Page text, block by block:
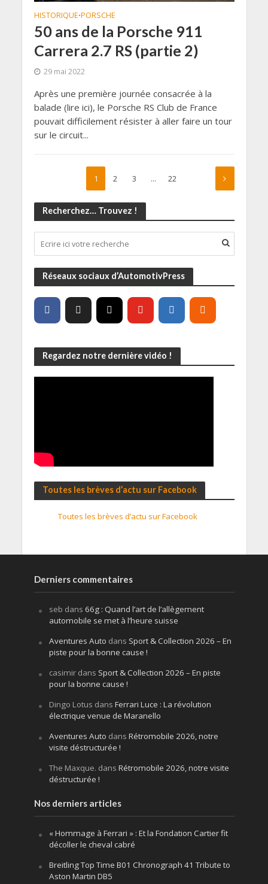
HISTORIQUE•PORSCHE
50 ans de la Porsche 911
Carrera 2.7 RS (partie 2)
29 mai 2022
Après une première journée consacrée à la
balade (lire ici), le Porsche RS Club de France
pouvait difficilement résister à aller faire un tour
sur le circuit...
1 2 3 … 22
Recherchez… Trouvez !
Réseaux sociaux d’AutomotivPress
Regardez notre dernière vidéo !
Toutes les brèves d’actu sur Facebook
Toutes les brèves d’actu sur Facebook
Derniers commentaires
seb dans 66g : Quand l’art de l’allègement
automobile se met à l’heure suisse
Aventures Auto dans Sport & Collection 2026 – En
piste pour la bonne cause !
casimirdans Sport & Collection 2026 – En piste
pour la bonne cause !
Dingo Lotus dans Ferrari Luce : La révolution
électrique venue de Maranello
Aventures Auto dans Rétromobile 2026, notre
visite déstructurée !
The Maxque. dans Rétromobile 2026, notre visite
déstructurée !
Nos derniers articles
« Hommage à Ferrari » : Et la Fondation Cartier fit
décoller le cheval cabré
Breitling Top Time B01 Chronograph 41 Tribute to
Aston Martin DB5